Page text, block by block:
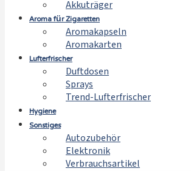
Akkuträger
Aroma für Zigaretten
Aromakapseln
Aromakarten
Lufterfrischer
Duftdosen
Sprays
Trend-Lufterfrischer
Hygiene
Sonstiges
Autozubehör
Elektronik
Verbrauchsartikel